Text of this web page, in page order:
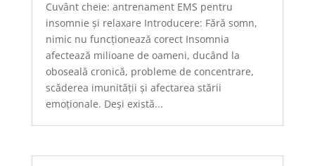
Cuvânt cheie: antrenament EMS pentru
insomnie și relaxare Introducere: Fără somn,
nimic nu funcționează corect Insomnia
afectează milioane de oameni, ducând la
oboseală cronică, probleme de concentrare,
scăderea imunității și afectarea stării
emoționale. Deși există...